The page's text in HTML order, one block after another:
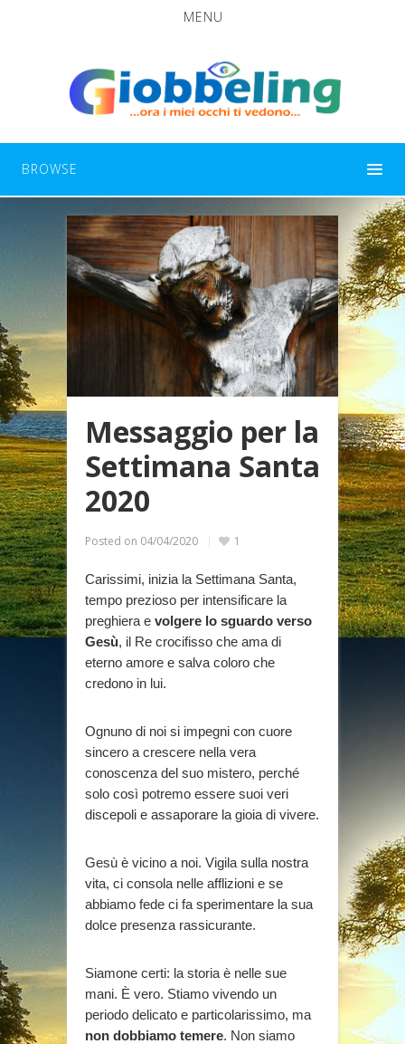
MENU
BROWSE
Messaggio per la
Settimana Santa
2020
Posted on 04/04/2020 1
Carissimi, inizia la Settimana Santa,
tempo prezioso per intensificare la
preghiera e volgere lo sguardo verso
Gesù, il Re crocifisso che ama di
eterno amore e salva coloro che
credono in lui.
Ognuno di noi si impegni con cuore
sincero a crescere nella vera
conoscenza del suo mistero, perché
solo così potremo essere suoi veri
discepoli e assaporare la gioia di vivere.
Gesù è vicino a noi. Vigila sulla nostra
vita, ci consola nelle afflizioni e se
abbiamo fede ci fa sperimentare la sua
dolce presenza rassicurante.
Siamone certi: la storia è nelle sue
mani. È vero. Stiamo vivendo un
periodo delicato e particolarissimo, ma
non dobbiamo temere. Non siamo